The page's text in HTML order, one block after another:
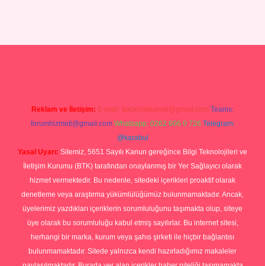
Reklam ve İletişim: E-mail: backlinkpaneli@gmail.com Teams:
forumhizmeti@gmail.com Whatsapp: 0262 606 0 726 Telegram:
@karabul
Yasal Uyarı: Sitemiz, 5651 Sayılı Kanun gereğince Bilgi Teknolojileri ve
İletişim Kurumu (BTK) tarafından onaylanmış bir Yer Sağlayıcı olarak
hizmet vermektedir. Bu nedenle, sitedeki içerikleri proaktif olarak
denetleme veya araştırma yükümlülüğümüz bulunmamaktadır. Ancak,
üyelerimiz yazdıkları içeriklerin sorumluluğunu taşımakta olup, siteye
üye olarak bu sorumluluğu kabul etmiş sayılırlar. Bu internet sitesi,
herhangi bir marka, kurum veya şahıs şirketi ile hiçbir bağlantısı
bulunmamaktadır. Sitede yalnızca kendi hazırladığımız makaleler